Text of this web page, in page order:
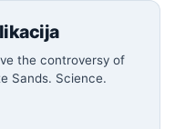
the controversy of
Sands. Science.